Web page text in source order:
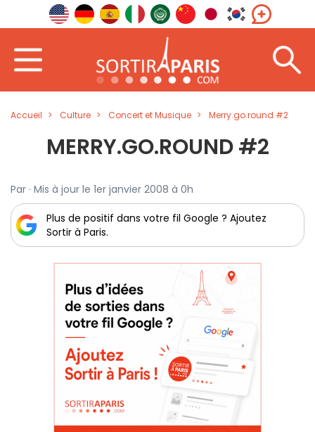
Accueil Culture Concert et Musique Merry.go.round #2
MERRY.GO.ROUND #2
Par · Mis à jour le 1er janvier 2008 à 0h
Plus de positif dans votre fil Google ? Ajoutez
Sortir à Paris.